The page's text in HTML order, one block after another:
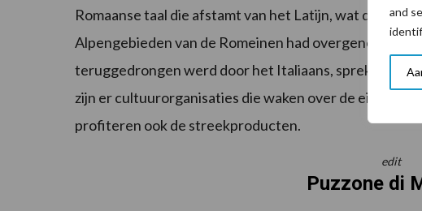
and
Romaanse taal die afstamt van het Latijn, wat de taal
Alpengebieden van de Romeinen had overgenomen.
teruggedrongen werd door het Italiaans, spreken nog
zijn er cultuurorganisaties die waken over de eigenheid
profiteren ook de streekproducten.
edit
Puzzone di